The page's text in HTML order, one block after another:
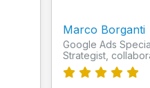
Marco Borganti
Google Ads
Strategist,